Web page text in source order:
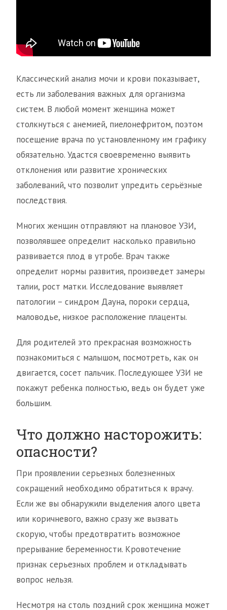
Классический анализ мочи и крови показывает,
есть ли заболевания важных для организма
систем. В любой момент женщина может
столкнуться с анемией, пиелонефритом, поэтом
посещение врача по установленному им графику
обязательно. Удастся своевременно выявить
отклонения или развитие хронических
заболеваний, что позволит упредить серьёзные
последствия.
Многих женщин отправляют на плановое УЗИ,
позволявшее определит насколько правильно
развивается плод в утробе. Врач также
определит нормы развития, произведет замеры
талии, рост матки. Исследование выявляет
патологии – синдром Дауна, пороки сердца,
маловодье, низкое расположение плаценты.
Для родителей это прекрасная возможность
познакомиться с малышом, посмотреть, как он
двигается, сосет пальчик. Последующее УЗИ не
покажут ребенка полностью, ведь он будет уже
большим.
Что должно насторожить:
опасности?
При проявлении серьезных болезненных
сокращений необходимо обратиться к врачу.
Если же вы обнаружили выделения алого цвета
или коричневого, важно сразу же вызвать
скорую, чтобы предотвратить возможное
прерывание беременности. Кровотечение
признак серьезных проблем и откладывать
вопрос нельзя.
Несмотря на столь поздний срок женщина может